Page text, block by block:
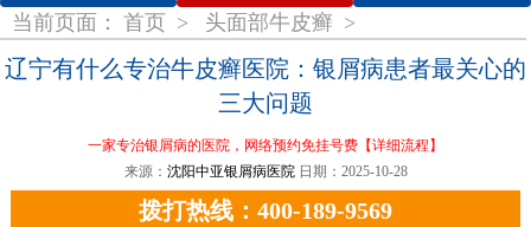
1 2 3
当前页面： 首页 > 头面部牛皮癣 >
辽宁有什么专治牛皮癣医院：银屑病患者最关心的
三大问题
一家专治银屑病的医院，网络预约免挂号费 【详细流程】
来源： 沈阳中亚银屑病医院 日期：2025-10-28
拨打热线：400-189-9569